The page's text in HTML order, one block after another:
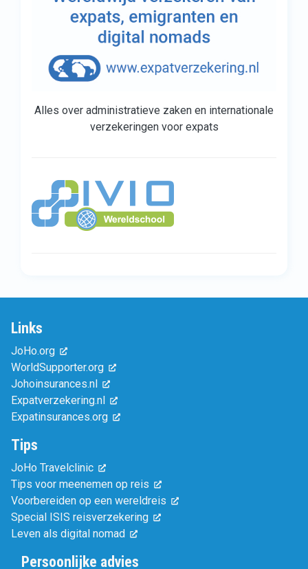
Alles over administratieve zaken en internationale
verzekeringen voor expats
Links
JoHo.org
WorldSupporter.org
Johoinsurances.nl
Expatverzekering.nl
Expatinsurances.org
Tips
JoHo Travelclinic
Tips voor meenemen op reis
Voorbereiden op een wereldreis
Special ISIS reisverzekering
Leven als digital nomad
Persoonlijke advies